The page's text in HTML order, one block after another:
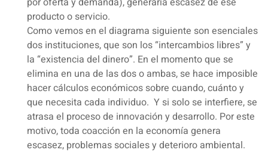
producto o servicio.
Como vemos en el diagrama siguiente son esenciales
dos instituciones, que son los “intercambios libres” y
la “existencia del dinero”. En el momento que se
elimina en una de las dos o ambas, se hace imposible
hacer cálculos económicos sobre cuando, cuánto y
que necesita cada individuo. Y si solo se interfiere, se
atrasa el proceso de innovación y desarrollo. Por este
motivo, toda coacción en la economía genera
escasez, problemas sociales y deterioro ambiental.